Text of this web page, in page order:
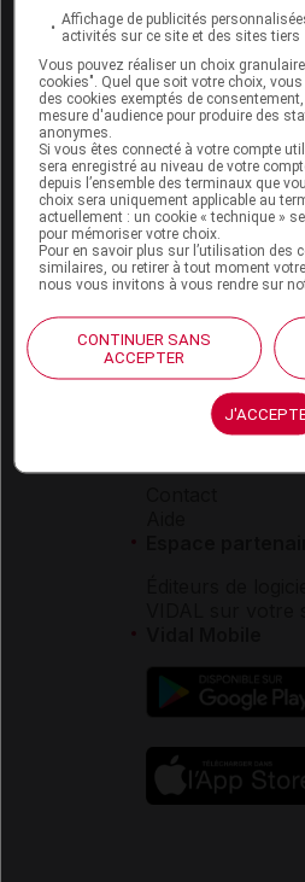
Espace produit
Boutique
VIDAL Expert
VIDAL Hoptimal
eVIDAL
VIDAL Mobile
VIDAL widget
VIDAL
VIDAL e-
Espace
Qui sommes-
VIDAL France
Carrières
Charte éthique et
déontologique
Affichage de publicités
activités sur ce site et des sites tiers
Vous pouvez réaliser un choix
cookies". Quel que soit votre choix,
des cookies exemptés de
mesure d'audience pour produire des
anonymes.
Si vous êtes connecté à votre compte
sera enregistré au niveau de votre
depuis l’ensemble des terminaux que
choix sera uniquement applicable au
actuellement : un cookie « technique »
pour mémoriser votre choix.
Pour en savoir plus sur l’utilisation des
similaires, ou retirer à tout moment
nous vous invitons à vous rendre sur
CONTINUER SANS
ACCEPTER